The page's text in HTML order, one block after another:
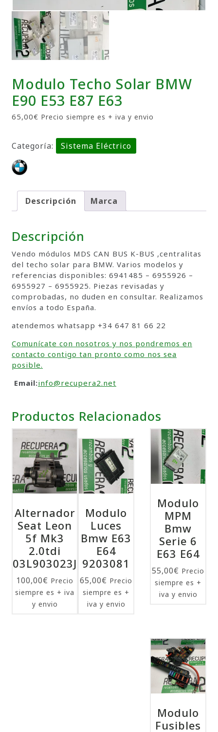
Modulo Techo Solar BMW
E90 E53 E87 E63
65,00€ Precio siempre es + iva y envio
Categoría: Sistema Eléctrico
Descripción Marca
Descripción
Vendo módulos MDS CAN BUS K-BUS ,centralitas
del techo solar para BMW. Varios modelos y
referencias disponibles: 6941485 – 6955926 –
6955927 – 6955925. Piezas revisadas y
comprobadas, no duden en consultar. Realizamos
envíos a todo España.
atendemos whatsapp +34 647 81 66 22
Comunícate con nosotros y nos pondremos en
contacto contigo tan pronto como nos sea
posible.
Email:info@recupera2.net
Productos Relacionados
Alternador
Seat Leon
5f Mk3
2.0tdi
03L903023J
100,00€ Precio
siempre es + iva
y envio
Modulo
MPM
Bmw
Serie 6
E63 E64
55,00€ Precio
siempre es +
iva y envio
Modulo
Luces
Bmw E63
E64
9203081
65,00€ Precio
siempre es +
iva y envio
Modulo
Fusibles